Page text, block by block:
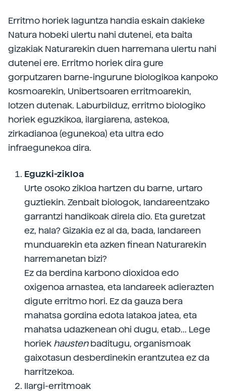
Erritmo horiek laguntza handia eskain dakieke
Natura hobeki ulertu nahi dutenei, eta baita
gizakiak Naturarekin duen harremana ulertu nahi
dutenei ere. Erritmo horiek dira gure
gorputzaren barne-ingurune biologikoa kanpoko
kosmoarekin, Unibertsoaren erritmoarekin,
lotzen dutenak. Laburbilduz, erritmo biologiko
horiek eguzkikoa, ilargiarena, astekoa,
zirkadianoa (egunekoa) eta ultra edo
infraegunekoa dira.
Eguzki-zikloa
Urte osoko zikloa hartzen du barne, urtaro
guztiekin. Zenbait biologok, landareentzako
garrantzi handikoak direla dio. Eta guretzat
ez, hala? Gizakia ez al da, bada, landareen
munduarekin eta azken finean Naturarekin
harremanetan bizi?
Ez da berdina karbono dioxidoa edo
oxigenoa arnastea, eta landareek adierazten
digute erritmo hori. Ez da gauza bera
mahatsa gordina edota latakoa jatea, eta
mahatsa udazkenean ohi dugu, etab... Lege
horiek haustenbaditugu, organismoak
gaixotasun desberdinekin erantzutea ez da
harritzekoa.
Ilargi-erritmoak